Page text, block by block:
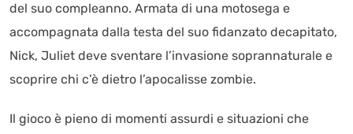
del suo compleanno. Armata di una motosega e
accompagnata dalla testa del suo fidanzato decapitato,
Nick, Juliet deve sventare l’invasione soprannaturale e
scoprire chi c’è dietro l’apocalisse zombie.
Il gioco è pieno di momenti assurdi e situazioni che